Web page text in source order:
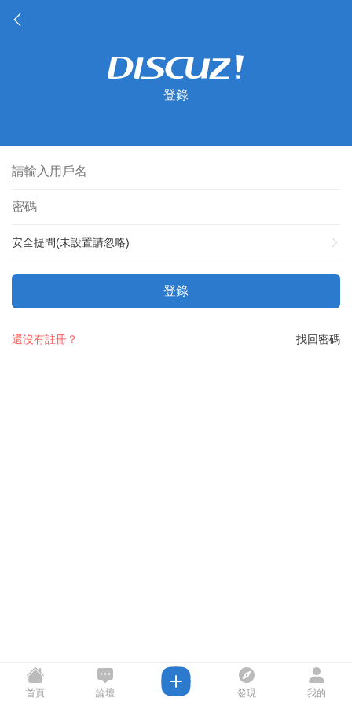
登錄
安全提問(未設置請忽略)
登錄
找回密碼
還沒有註冊？
首頁 論壇 發現 我的